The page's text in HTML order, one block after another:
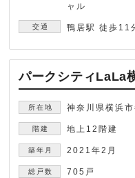
ャル
鴨居駅 徒歩11
パークシティLaLa
神奈川県横浜
地上12階建
2021年2月
705戸